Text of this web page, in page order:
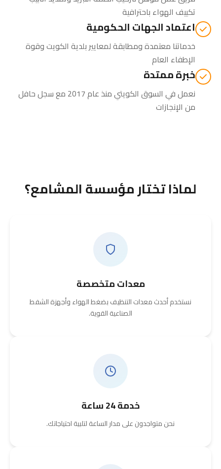
تكييف الهواء باحترافية
اعتماد الجهات الحكومية
خدماتنا معتمدة ومطابقة لمعايير بلدية الكويت وقوة
الإطفاء العام
خبرة ممتدة
نعمل في السوق الكويتي منذ عام 2017 مع سجل حافل
من الإنجازات
لماذا تختار مؤسسة المشامع؟
معدات متخصصة
نستخدم أحدث معدات التنظيف بضغط الهواء وأجهزة الشفط
الصناعية القوية.
خدمة 24 ساعة
نحن متواجدون على مدار الساعة لتلبية احتياجاتك.